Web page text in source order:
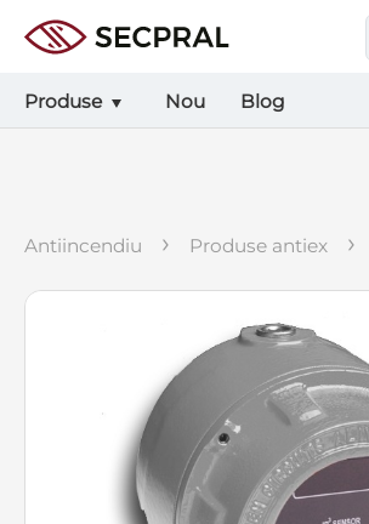
Produse Nou Blog
antiincendiu › produse antiex ›